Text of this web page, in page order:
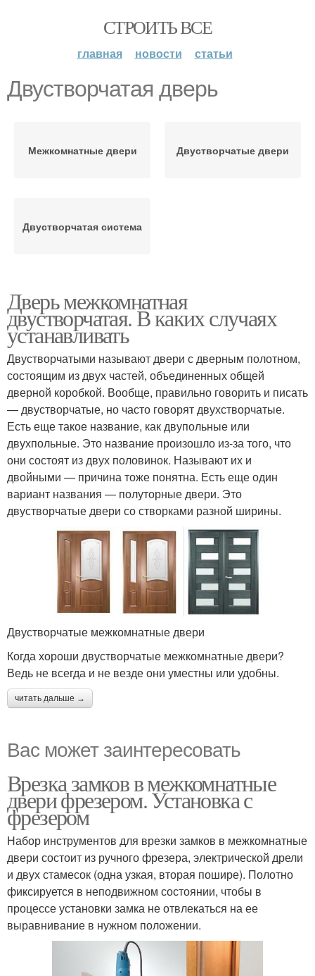
СТРОИТЬ ВСЕ
главная новости статьи
Двустворчатая дверь
Межкомнатные двери Двустворчатые двери
Двустворчатая система
Дверь межкомнатная
двустворчатая. В каких случаях
устанавливать
Двустворчатыми называют двери с дверным полотном,
состоящим из двух частей, объединенных общей
дверной коробкой. Вообще, правильно говорить и писать
— двустворчатые, но часто говорят двухстворчатые.
Есть еще такое название, как двупольные или
двухпольные. Это название произошло из-за того, что
они состоят из двух половинок. Называют их и
двойными — причина тоже понятна. Есть еще один
вариант названия — полуторные двери. Это
двустворчатые двери со створками разной ширины.
Двустворчатые межкомнатные двери
Когда хороши двустворчатые межкомнатные двери?
Ведь не всегда и не везде они уместны или удобны.
читать дальше →
Вас может заинтересовать
Врезка замков в межкомнатные
двери фрезером. Установка с
фрезером
Набор инструментов для врезки замков в межкомнатные
двери состоит из ручного фрезера, электрической дрели
и двух стамесок (одна узкая, вторая пошире). Полотно
фиксируется в неподвижном состоянии, чтобы в
процессе установки замка не отвлекаться на ее
выравнивание в нужном положении.